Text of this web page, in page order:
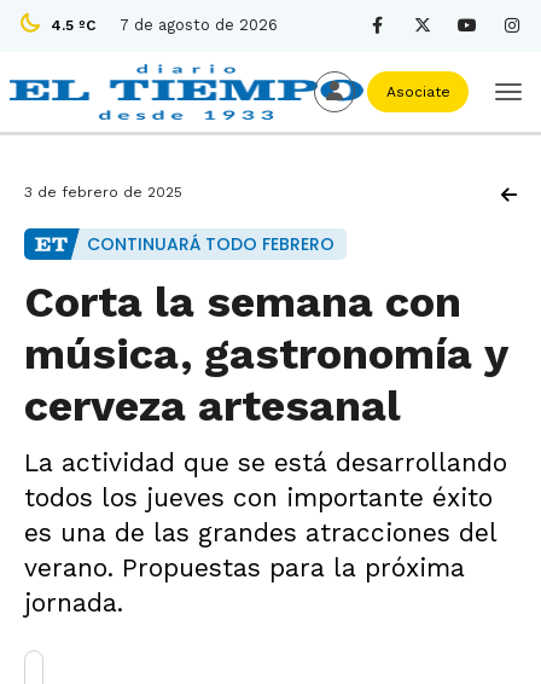
4.5 ºC 7 de agosto de 2026
Asociate
3 de febrero de 2025
CONTINUARÁ TODO FEBRERO
Corta la semana con
música, gastronomía y
cerveza artesanal
La actividad que se está desarrollando
todos los jueves con importante éxito
es una de las grandes atracciones del
verano. Propuestas para la próxima
jornada.